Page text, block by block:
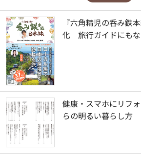
『六角精児の呑み鉄
化 旅行ガイドにもな
健康・スマホにリフ
らの明るい暮らし方